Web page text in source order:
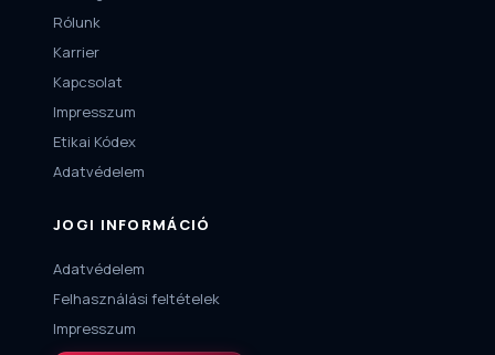
Rólunk
Karrier
Kapcsolat
Impresszum
Etikai Kódex
Adatvédelem
JOGI INFORMÁCIÓ
Adatvédelem
Felhasználási feltételek
Impresszum